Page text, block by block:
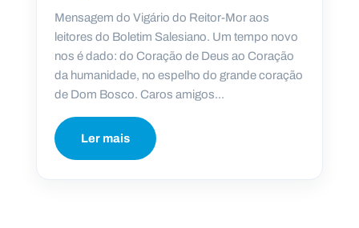
Mensagem do Vigário do Reitor-Mor aos
leitores do Boletim Salesiano. Um tempo novo
nos é dado: do Coração de Deus ao Coração
da humanidade, no espelho do grande coração
de Dom Bosco. Caros amigos...
Ler mais
Notícias
O
T
L
A